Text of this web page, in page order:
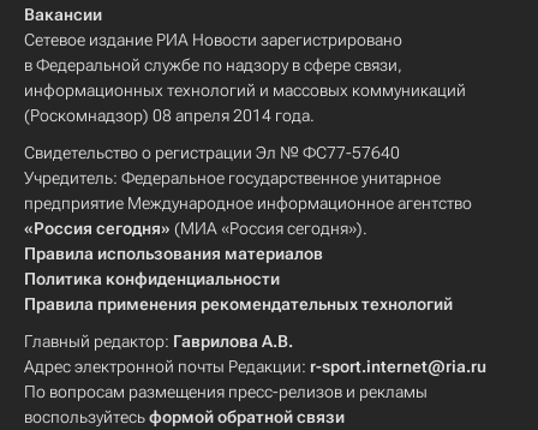
Вакансии
Сетевое издание РИА Новости зарегистрировано
в Федеральной службе по надзору в сфере связи,
информационных технологий и массовых коммуникаций
(Роскомнадзор) 08 апреля 2014 года.
Свидетельство о регистрации Эл № ФС77-57640
Учредитель: Федеральное государственное унитарное
предприятие Международное информационное агентство
«Россия сегодня» (МИА «Россия сегодня»).
Правила использования материалов
Политика конфиденциальности
Правила применения рекомендательных технологий
Главный редактор: Гаврилова А.В.
Адрес электронной почты Редакции: r-sport.internet@ria.ru
По вопросам размещения пресс-релизов и рекламы
воспользуйтесьформой обратной связи